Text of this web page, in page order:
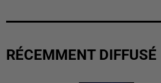
RÉCEMMENT DIFFUSÉ